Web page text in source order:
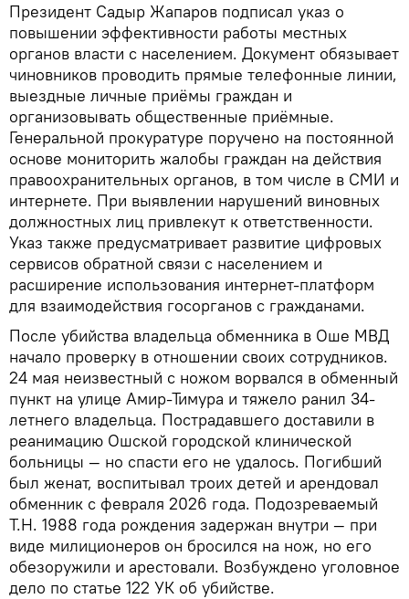
Президент Садыр Жапаров подписал указ о
повышении эффективности работы местных
органов власти с населением. Документ обязывает
чиновников проводить прямые телефонные линии,
выездные личные приёмы граждан и
организовывать общественные приёмные.
Генеральной прокуратуре поручено на постоянной
основе мониторить жалобы граждан на действия
правоохранительных органов, в том числе в СМИ и
интернете. При выявлении нарушений виновных
должностных лиц привлекут к ответственности.
Указ также предусматривает развитие цифровых
сервисов обратной связи с населением и
расширение использования интернет-платформ
для взаимодействия госорганов с гражданами.
После убийства владельца обменника в Оше МВД
начало проверку в отношении своих сотрудников.
24 мая неизвестный с ножом ворвался в обменный
пункт на улице Амир-Тимура и тяжело ранил 34-
летнего владельца. Пострадавшего доставили в
реанимацию Ошской городской клинической
больницы — но спасти его не удалось. Погибший
был женат, воспитывал троих детей и арендовал
обменник с февраля 2026 года. Подозреваемый
Т.Н. 1988 года рождения задержан внутри — при
виде милиционеров он бросился на нож, но его
обезоружили и арестовали. Возбуждено уголовное
дело по статье 122 УК об убийстве.